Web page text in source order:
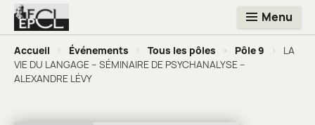
Menu
Accueil > Événements > Tous les pôles > Pôle 9 >
LA
VIE DU LANGAGE – SÉMINAIRE DE PSYCHANALYSE –
ALEXANDRE LÉVY